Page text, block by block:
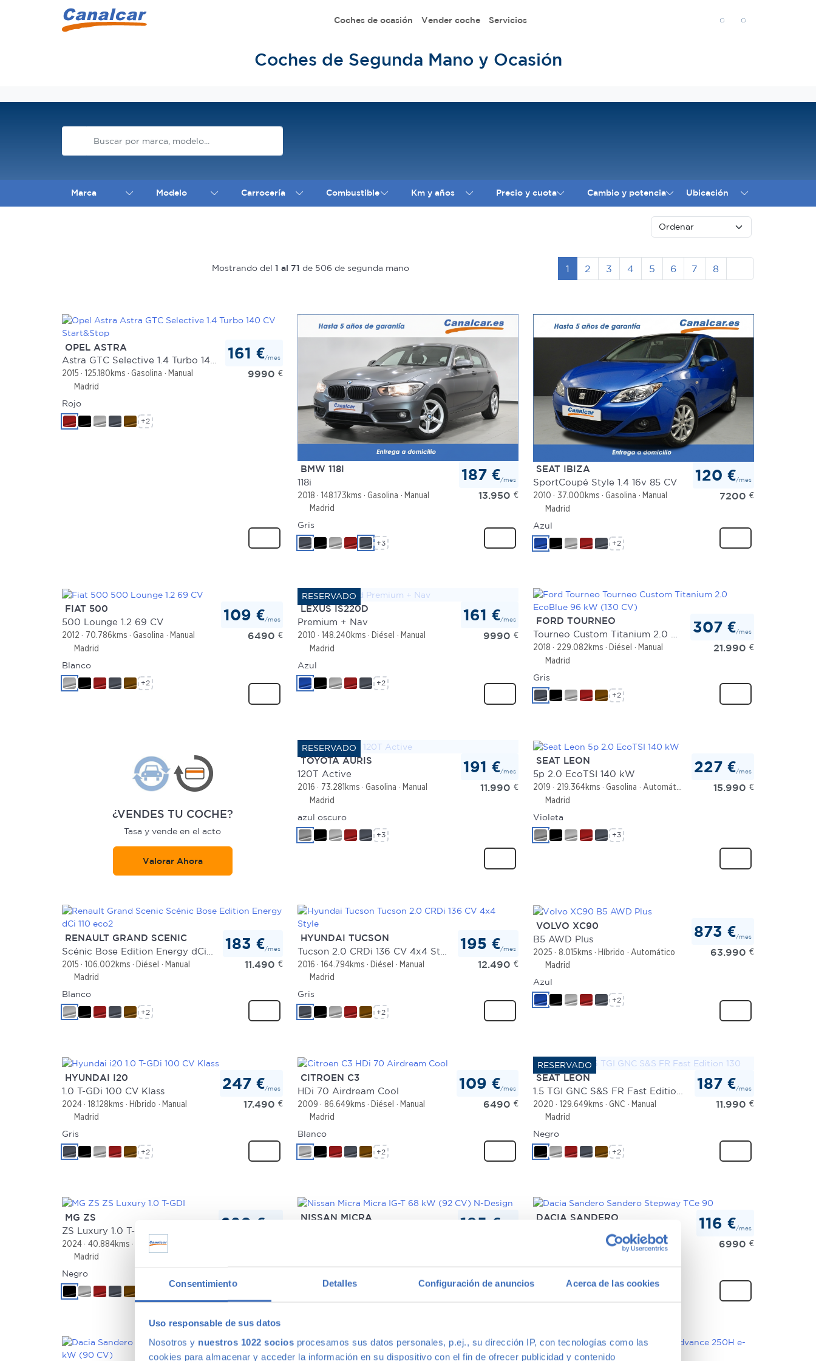
Consentimiento Detalles Configuración de anuncios Acerca de las cookies
Uso responsable de sus datos
Nosotros y nuestros 1022 socios procesamos sus datos personales, p.ej., su dirección IP, con tecnologías como las
cookies para almacenar y acceder la información en su dispositivo con el fin de ofrecer publicidad y contenido
Coches de ocasión Vender coche Servicios
Coches de Segunda Mano y Ocasión
Marca Modelo Carrocería Combustible Km y años Precio y cuota Cambio y potencia Ubicación
Mostrando del 1 al 71 de 506 de segunda mano 1 2 3 4 5 6 7 8
OPEL ASTRA
Astra GTC Selective 1.4 Turbo 140 CV Start&Stop
2015 125.180kms Gasolina
Manual
Madrid
161 €/mes
9990 €
Rojo
+2
BMW 118I
118i
2018 148.173kms Gasolina
Manual
Madrid
187 €/mes
13.950 €
Gris
+3
SEAT IBIZA
SportCoupé Style 1.4 16v 85 CV
2010 37.000kms Gasolina
Manual
Madrid
120 €/mes
7200 €
Azul
+2
FIAT 500
500 Lounge 1.2 69 CV
2012 70.786kms Gasolina
Manual
Madrid
109 €/mes
6490 €
Blanco
+2
LEXUS IS220D
Premium + Nav
2010 148.240kms Diésel
Manual
Madrid
161 €/mes
9990 €
Azul
+2
FORD TOURNEO
2018 229.082kms Diésel
Manual
Madrid
307 €/mes
21.990 €
Gris
+2
¿VENDES TU COCHE?
Tasa y vende en el acto
Valorar Ahora
TOYOTA AURIS
120T Active
2016 73.281kms Gasolina
Manual
Madrid
191 €/mes
11.990 €
azul oscuro
+3
SEAT LEON
5p 2.0 EcoTSI 140 kW
2019 219.364kms Gasolina
Automático
Madrid
227 €/mes
15.990 €
Violeta
+3
RENAULT GRAND SCENIC
2015 106.002kms Diésel
Manual
Madrid
183 €/mes
11.490 €
Blanco
+2
HYUNDAI TUCSON
2016 164.794kms Diésel
Manual
Madrid
195 €/mes
12.490 €
Gris
+2
VOLVO XC90
B5 AWD Plus
2025 8.015kms Híbrido
Automático
Madrid
873 €/mes
63.990 €
Azul
+2
HYUNDAI I20
1.0 T-GDi 100 CV Klass
2024 18.128kms Híbrido
Manual
Madrid
247 €/mes
17.490 €
Gris
+2
CITROEN C3
HDi 70 Airdream Cool
2009 86.649kms Diésel
Manual
Madrid
109 €/mes
6490 €
Blanco
+2
SEAT LEON
2020 129.649kms GNC
Manual
Madrid
187 €/mes
11.990 €
Negro
+2
MG ZS
ZS Luxury 1.0 T-GDI
2024 40.884kms Gasolina
Madrid
220 €
Negro
NISSAN MICRA
195 €
DACIA SANDERO
Gasolina
Manual
116 €/mes
6990 €
MINI MINI